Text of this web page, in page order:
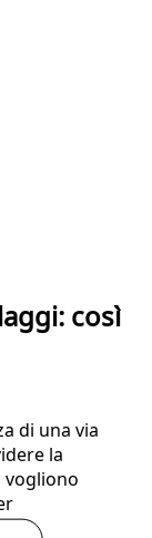
così
di una via
la
vogliono